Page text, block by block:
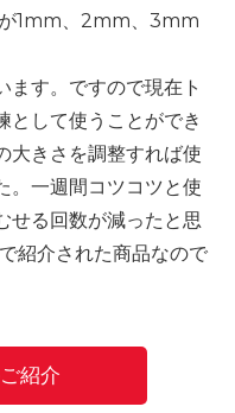
1mm、 2mm、 3mm
ます。ですので現在ト
として使うことができ
大きさを調整すれば使
。一週間コツコツと使
せる回数が減ったと思
紹介された商品なので
紹介